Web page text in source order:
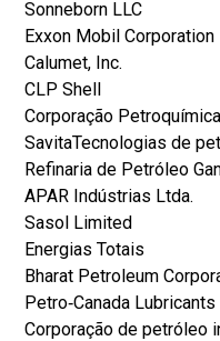
Sonneborn LLC
Exxon Mobil Corporation
Calumet, Inc.
CLP Shell
Corporação
SavitaTecnologias de
Refinaria de Petróleo
APAR Indústrias Ltda.
Sasol Limited
Energias Totais
Bharat Petroleum
Petro‐Canada Lubricants
Corporação de petróleo